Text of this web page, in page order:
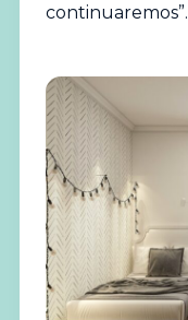
continuaremos”.